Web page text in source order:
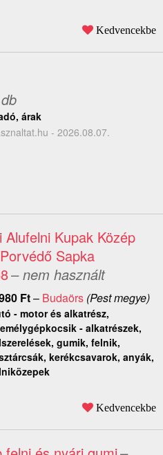
Kedvencekbe
árak
- 2026.08.07.
Kupak Közép
Sapka
– nem használt
Ft– Budaörs(Pest megye)
- motor és alkatrész,
- alkatrészek,
gumik, felnik,
kerékcsavarok, anyák,
Kedvencekbe